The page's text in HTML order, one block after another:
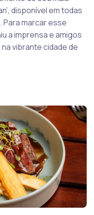
disponível em todas
marcar esse
a imprensa e amigos
vibrante cidade de